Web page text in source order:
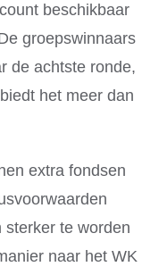
beschikbaar
groepswinnaars
de achtste ronde,
het meer dan
extra fondsen
sterker te worden
naar het WK